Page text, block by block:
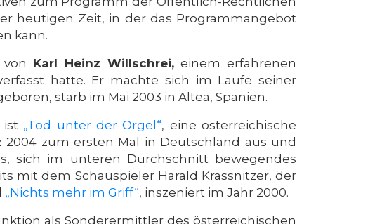
heutigen Zeit, in der das Programmangebot
kann.
Karl Heinz Willschrei,einem erfahrenen
hatte. Er machte sich im Laufe seiner
starb im Mai 2003 in Altea, Spanien.
ist „Tod unter der Orgel“, eine österreichische
2004 zum ersten Mal in Deutschland aus und
sich im unteren Durchschnitt bewegendes
mit dem Schauspieler Harald Krassnitzer, der
„Nichts mehr im Griff“, inszeniert im Jahr 2000.
als Sonderermittler des österreichischen